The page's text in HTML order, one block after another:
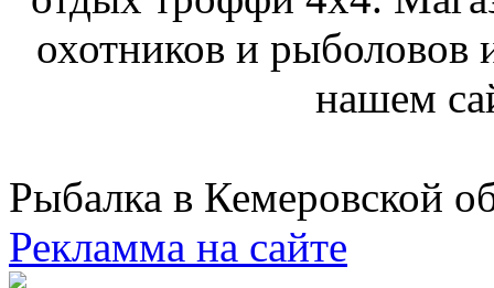
охотников и рыболовов
нашем
Рыбалка в Кемеровской
Рекламма на сайте